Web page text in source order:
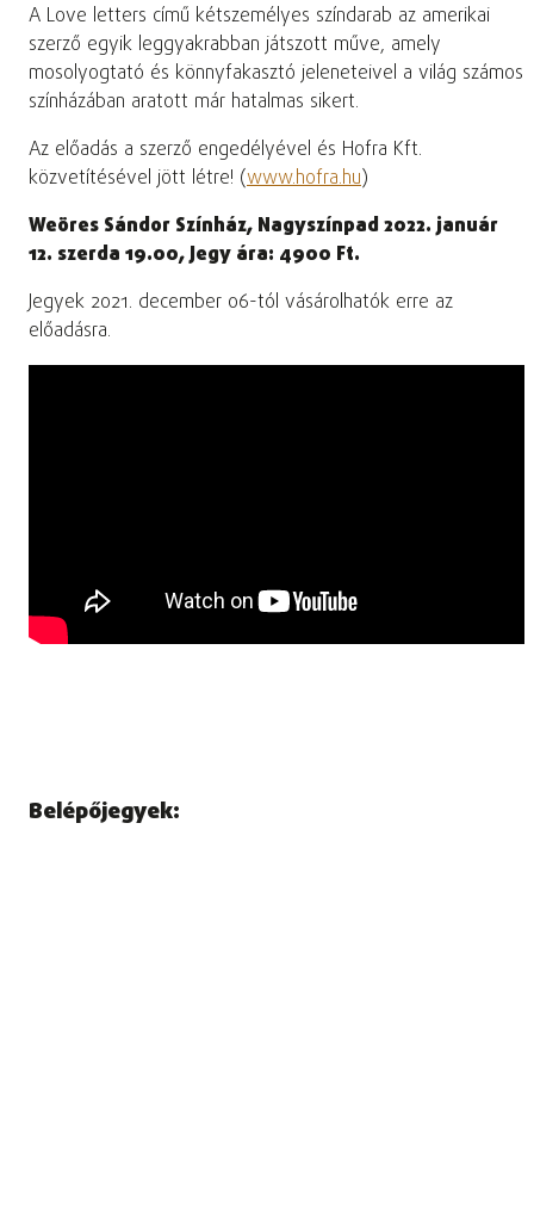
A Love letters című kétszemélyes színdarab az amerikai
szerző egyik leggyakrabban játszott műve, amely
mosolyogtató és könnyfakasztó jeleneteivel a világ számos
színházában aratott már hatalmas sikert.
Az előadás a szerző engedélyével és Hofra Kft.
közvetítésével jött létre! (www.hofra.hu)
Weöres Sándor Színház, Nagyszínpad 2022. január
12. szerda 19.00, Jegy ára: 4900 Ft.
Jegyek 2021. december 06-tól vásárolhatók erre az
előadásra.
Belépőjegyek: